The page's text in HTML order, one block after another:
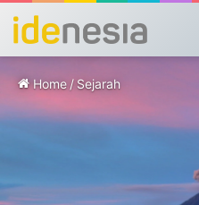
Home / Sejarah